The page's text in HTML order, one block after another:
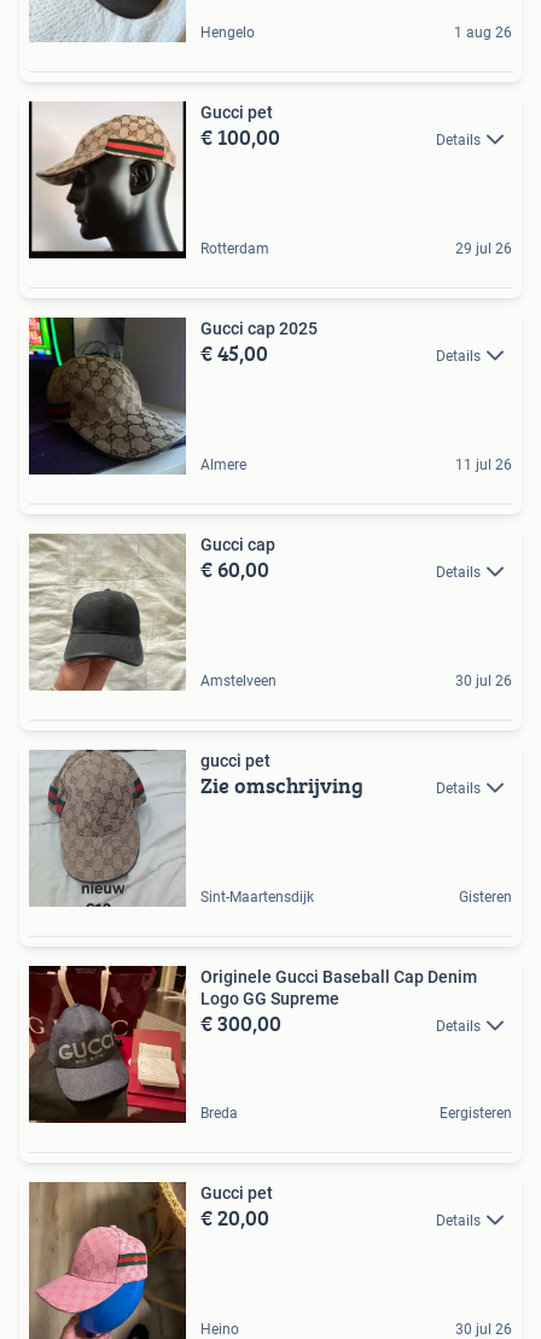
Hengelo 1 aug 26
Gucci pet
€ 100,00 Details
Rotterdam 29 jul 26
Gucci cap 2025
€ 45,00 Details
Almere 11 jul 26
Gucci cap
€ 60,00 Details
Amstelveen 30 jul 26
gucci pet
Zie omschrijving Details
Sint-Maartensdijk Gisteren
Originele Gucci Baseball Cap Denim
Logo GG Supreme
€ 300,00 Details
Breda Eergisteren
Gucci pet
€ 20,00 Details
Heino 30 jul 26